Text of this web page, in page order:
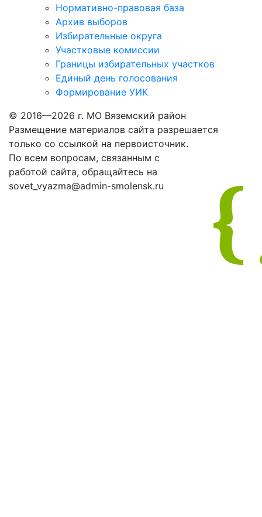
Нормативно-правовая база
Архив выборов
Избирательные округа
Участковые комиссии
Границы избирательных участков
Единый день голосования
Формирование УИК
© 2016—2026 г. МО Вяземский район
Размещение материалов сайта разрешается
только со ссылкой на первоисточник.
По всем вопросам, связанным с
работой сайта, обращайтесь на
sovet_vyazma@admin-smolensk.ru